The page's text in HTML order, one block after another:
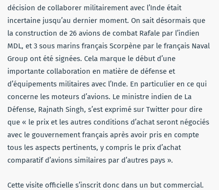
décision de collaborer militairement avec l’Inde était
incertaine jusqu’au dernier moment. On sait désormais que
la construction de 26 avions de combat Rafale par l’indien
MDL, et 3 sous marins français Scorpène par le français Naval
Group ont été signées. Cela marque le début d’une
importante collaboration en matière de défense et
d’équipements militaires avec l’Inde. En particulier en ce qui
concerne les moteurs d’avions. Le ministre indien de La
Défense, Rajnath Singh, s’est exprimé sur Twitter pour dire
que « le prix et les autres conditions d’achat seront négociés
avec le gouvernement français après avoir pris en compte
tous les aspects pertinents, y compris le prix d’achat
comparatif d’avions similaires par d’autres pays ».
Cette visite officielle s’inscrit donc dans un but commercial.